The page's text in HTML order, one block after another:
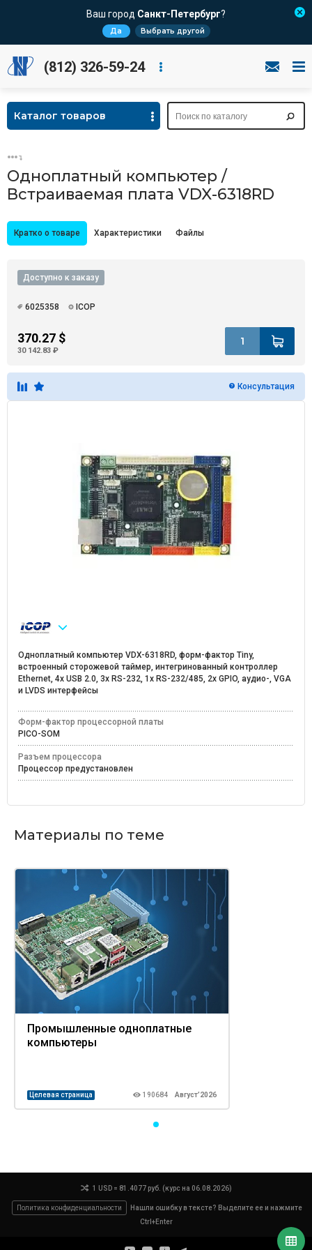
Ваш город Санкт-Петербург?
Да Выбрать другой
(812) 326-59-24
Каталог товаров
Одноплатный компьютер /
Встраиваемая плата VDX-6318RD
Кратко о товаре Характеристики Файлы
Доступно к заказу
6025358 ICOP
370.27 $
30 142.83 ₽
Консультация
Одноплатный компьютер VDX-6318RD, форм-фактор Tiny,
встроенный сторожевой таймер, интегринованный контроллер
Ethernet, 4x USB 2.0, 3x RS-232, 1х RS-232/485, 2х GPIO, аудио-, VGA
и LVDS интерфейсы
Форм-фактор процессорной платы
PICO-SOM
Разъем процессора
Процессор предустановлен
Материалы по теме
Промышленные одноплатные
компьютеры
Целевая страница 190684 Август’2026
1 USD = 81.4077 руб. (курс на 06.08.2026)
Политика конфиденциальности
Нашли ошибку в тексте? Выделите ее и нажмите
Ctrl+Enter